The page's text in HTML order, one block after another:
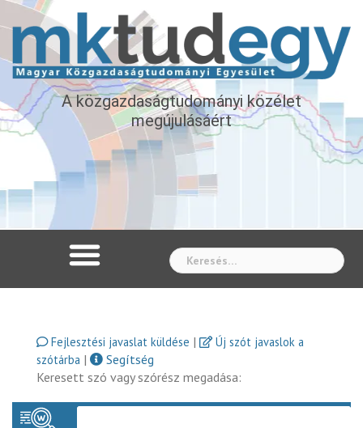
A közgazdaságtudományi közélet
megújulásáért
Fejlesztési javaslat küldése |
Új szót javaslok a
szótárba |
Segítség
Keresett szó vagy szórész megadása: